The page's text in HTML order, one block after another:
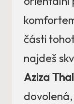
části
najdeš
Aziza